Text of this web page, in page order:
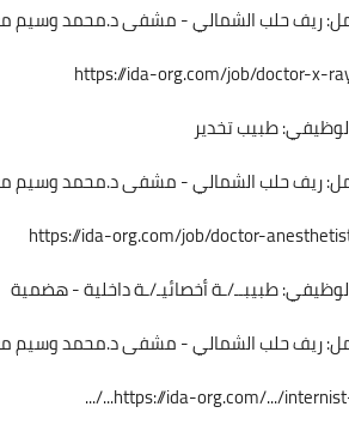
ريف حلب الشمالي - مشفى د.محمد وسيم
https://ida-org.com/job/doctor-x-
ريف حلب الشمالي - مشفى د.محمد وسيم
https://ida-org.com/job/doctor-
ريف حلب الشمالي - مشفى د.محمد وسيم
https://ida-org.com/.../
.../...